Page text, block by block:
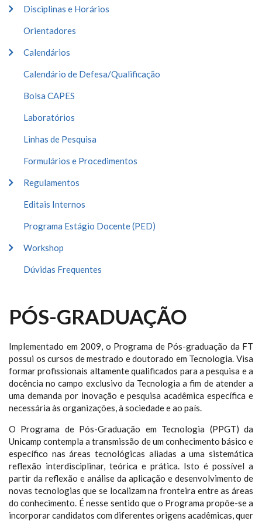
Disciplinas e Horários
Orientadores
Calendários
Calendário de Defesa/Qualificação
Bolsa CAPES
Laboratórios
Linhas de Pesquisa
Formulários e Procedimentos
Regulamentos
Editais Internos
Programa Estágio Docente (PED)
Workshop
Dúvidas Frequentes
PÓS-GRADUAÇÃO
Implementado em 2009, o Programa de Pós-graduação da FT
possui os cursos de mestrado e doutorado em Tecnologia. Visa
formar profissionais altamente qualificados para a pesquisa e a
docência no campo exclusivo da Tecnologia a fim de atender a
uma demanda por inovação e pesquisa acadêmica específica e
necessária às organizações, à sociedade e ao país.
O Programa de Pós-Graduação em Tecnologia (PPGT) da
Unicamp contempla a transmissão de um conhecimento básico e
específico nas áreas tecnológicas aliadas a uma sistemática
reflexão interdisciplinar, teórica e prática. Isto é possível a
partir da reflexão e análise da aplicação e desenvolvimento de
novas tecnologias que se localizam na fronteira entre as áreas
do conhecimento. É nesse sentido que o Programa propõe-se a
incorporar candidatos com diferentes origens acadêmicas, quer